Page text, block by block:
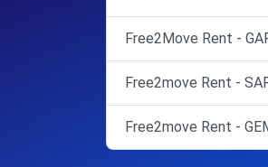
Free2Move Rent -
Free2move Rent -
Free2move Rent -